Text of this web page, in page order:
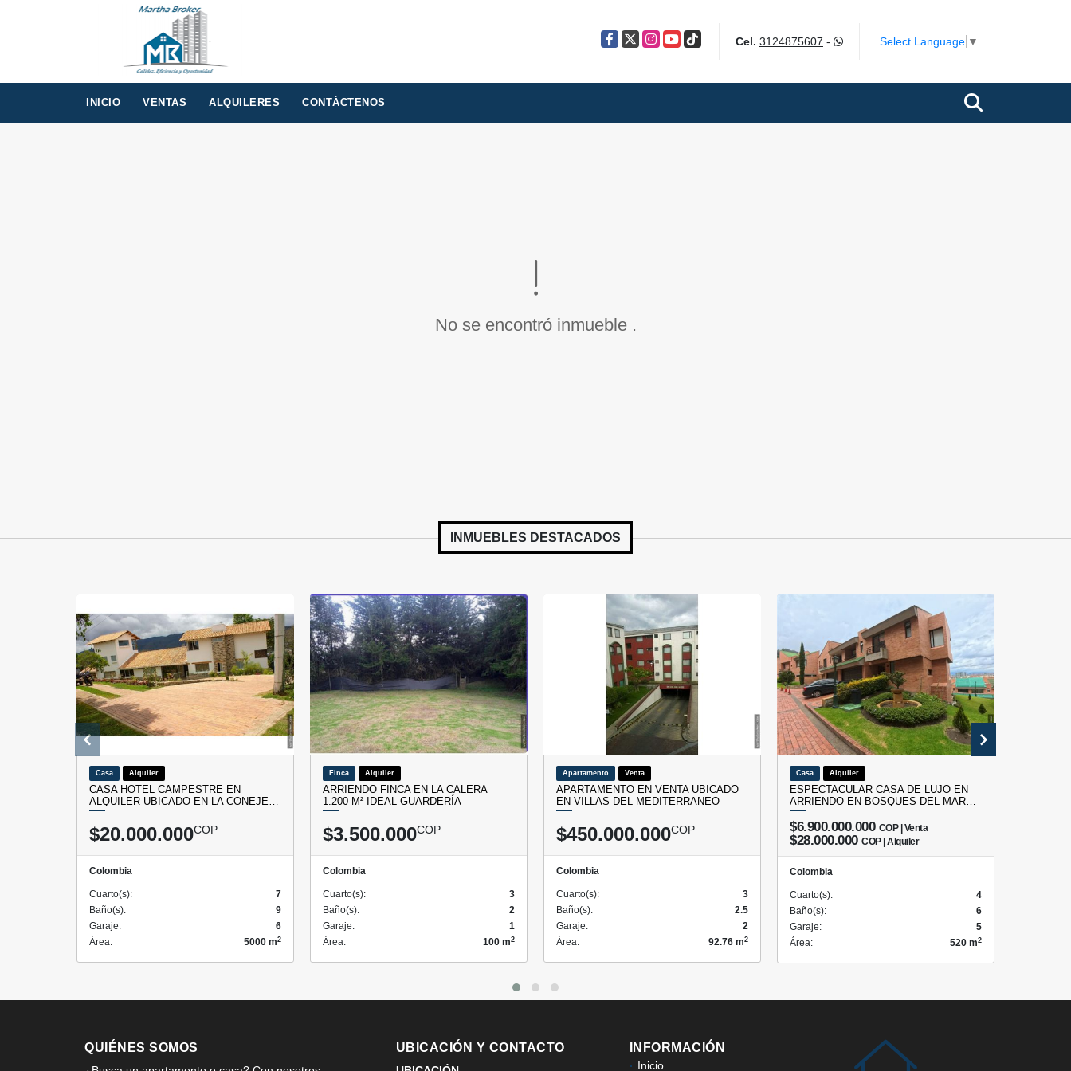
Facebook
X Instagram
YouTube
TikTok Cel. 3124875607 - Select Language ▼
INICIO VENTAS ALQUILERES CONTÁCTENOS
No se encontró inmueble .
INMUEBLES DESTACADOS
Casa Alquiler
CASA HOTEL CAMPESTRE EN
ALQUILER UBICADO EN LA CONEJE…
$20.000.000COP
Colombia
Cuarto(s):
7
Baño(s):
9
Garaje:
6
Área:
5000 m2
Finca Alquiler
ARRIENDO FINCA EN LA CALERA
1.200 M² IDEAL GUARDERÍA
$3.500.000COP
Colombia
Cuarto(s):
3
Baño(s):
2
Garaje:
1
Área:
100 m2
Apartamento Venta
APARTAMENTO EN VENTA UBICADO
EN VILLAS DEL MEDITERRANEO
$450.000.000COP
Colombia
Cuarto(s):
3
Baño(s):
2.5
Garaje:
2
Área:
92.76 m2
Casa Alquiler
ESPECTACULAR CASA DE LUJO EN
ARRIENDO EN BOSQUES DEL MAR…
$6.900.000.000 COP | Venta
$28.000.000 COP | Alquiler
Colombia
Cuarto(s):
4
Baño(s):
6
Garaje:
5
Área:
520 m2
QUIÉNES SOMOS UBICACIÓN Y CONTACTO INFORMACIÓN
Inicio